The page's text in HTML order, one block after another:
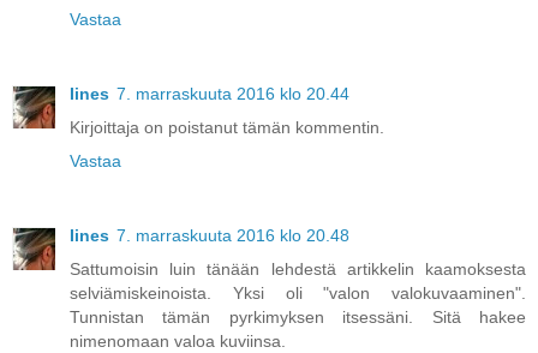
Vastaa
Iines 7. marraskuuta 2016 klo 20.44
Kirjoittaja on poistanut tämän kommentin.
Vastaa
Iines 7. marraskuuta 2016 klo 20.48
Sattumoisin luin tänään lehdestä artikkelin kaamoksesta
selviämiskeinoista. Yksi oli "valon valokuvaaminen".
Tunnistan tämän pyrkimyksen itsessäni. Sitä hakee
nimenomaan valoa kuviinsa.